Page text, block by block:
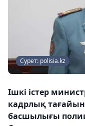
Сурет: polisia.kz
Ішкі істер
кадрлық
басшылығы